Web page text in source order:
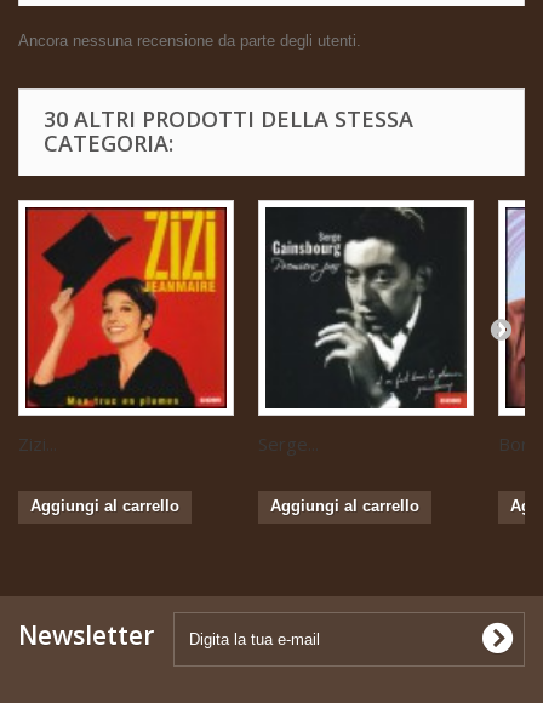
Ancora nessuna recensione da parte degli utenti.
30 ALTRI PRODOTTI DELLA STESSA
CATEGORIA:
Zizi...
Aggiungi al carrello
Serge...
Aggiungi al carrello
Newsletter